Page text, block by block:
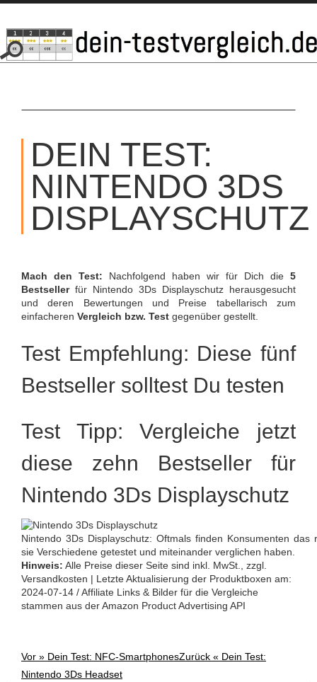
SKIP
CONTENT
DEIN TEST:
NINTENDO 3DS
DISPLAYSCHUTZ
Mach den Test: Nachfolgend haben wir für Dich die 5
Bestsellerfür Nintendo 3Ds Displayschutz herausgesucht
und deren Bewertungen und Preise tabellarisch zum
einfacheren Vergleich bzw. Test gegenüber gestellt.
Test Empfehlung: Diese fünf
Bestseller solltest Du testen
Test Tipp: Vergleiche jetzt
diese zehn Bestseller für
Nintendo 3Ds Displayschutz
Nintendo 3Ds Displayschutz: Oftmals finden Konsumenten das
sie Verschiedene getestet und miteinander verglichen haben.
Hinweis: Alle Preise dieser Seite sind inkl. MwSt., zzgl.
Versandkosten | Letzte Aktualisierung der Produktboxen am:
2024-07-14 / Affiliate Links & Bilder für die Vergleiche
stammen aus der Amazon Product Advertising API
Post
Vor » Dein Test: NFC-SmartphonesZurück « Dein Test:
Nintendo 3Ds Headset